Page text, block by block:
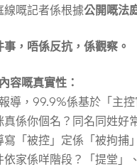
嘅記者係根據公開嘅法
，唔係反抗，係觀察。
容嘅真實性：
導，99.9%係基於「主
真係你個名？同名同姓好
寫「被控」定係「被拘捕
依家係咩階段？「提堂」